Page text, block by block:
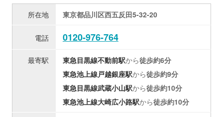
所在地 東京都品川区西五反田5-32-20
電話 0120-976-764
最寄駅 東急目黒線不動前駅から徒歩約6分
東急池上線戸越銀座駅から徒歩約9分
東急目黒線武蔵小山駅から徒歩約10分
東急池上線大崎広小路駅から徒歩約10分